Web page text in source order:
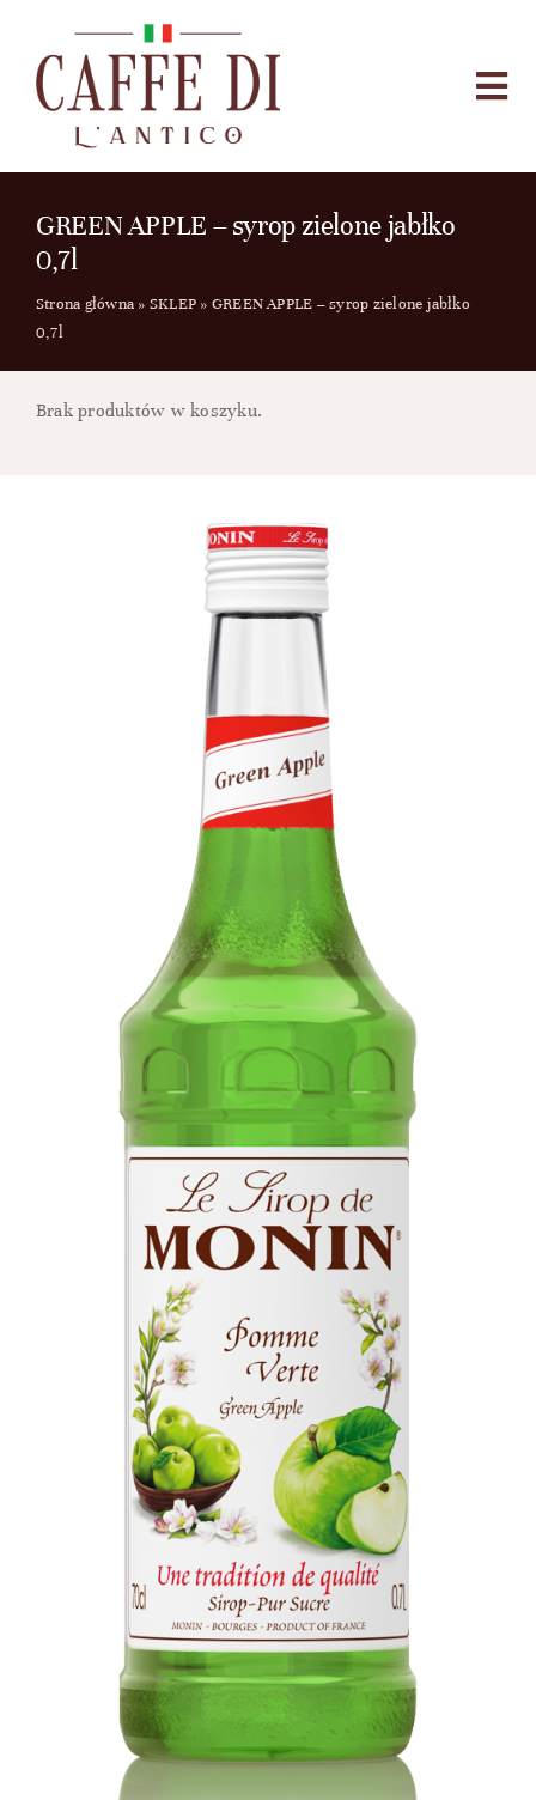
zawartości
HOME
KOSZYK
GREEN APPLE – syrop zielone jabłko
0,7l
Strona główna » SKLEP » GREEN APPLE – syrop zielone jabłko
0,7l
Brak produktów w koszyku.